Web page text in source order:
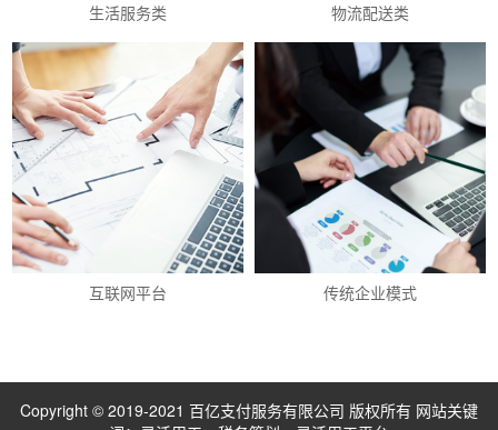
生活服务类 物流配送类
互联网平台 传统企业模式
Copyright © 2019-2021 百亿支付服务有限公司 版权所有 网站关键